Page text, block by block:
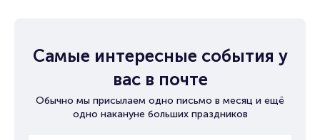
Самые интересные события у
вас в почте
Обычно мы присылаем одно письмо в месяц и ещё
одно накануне больших праздников